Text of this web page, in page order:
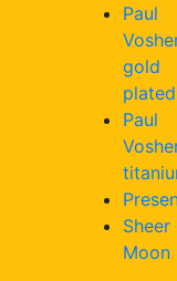
Paul
gold
plated
Paul
Sheer
Moon